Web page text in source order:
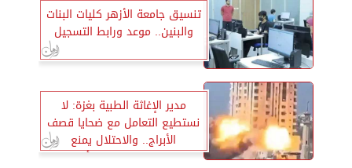
تنسيق جامعة الأزهر كليات البنات
والبنين.. موعد ورابط التسجيل
مدير الإغاثة الطبية بغزة: لا
نستطيع التعامل مع ضحايا قصف
الأبراج.. والاحتلال يمنع
المساعدات الطبية منذ أسبوعين